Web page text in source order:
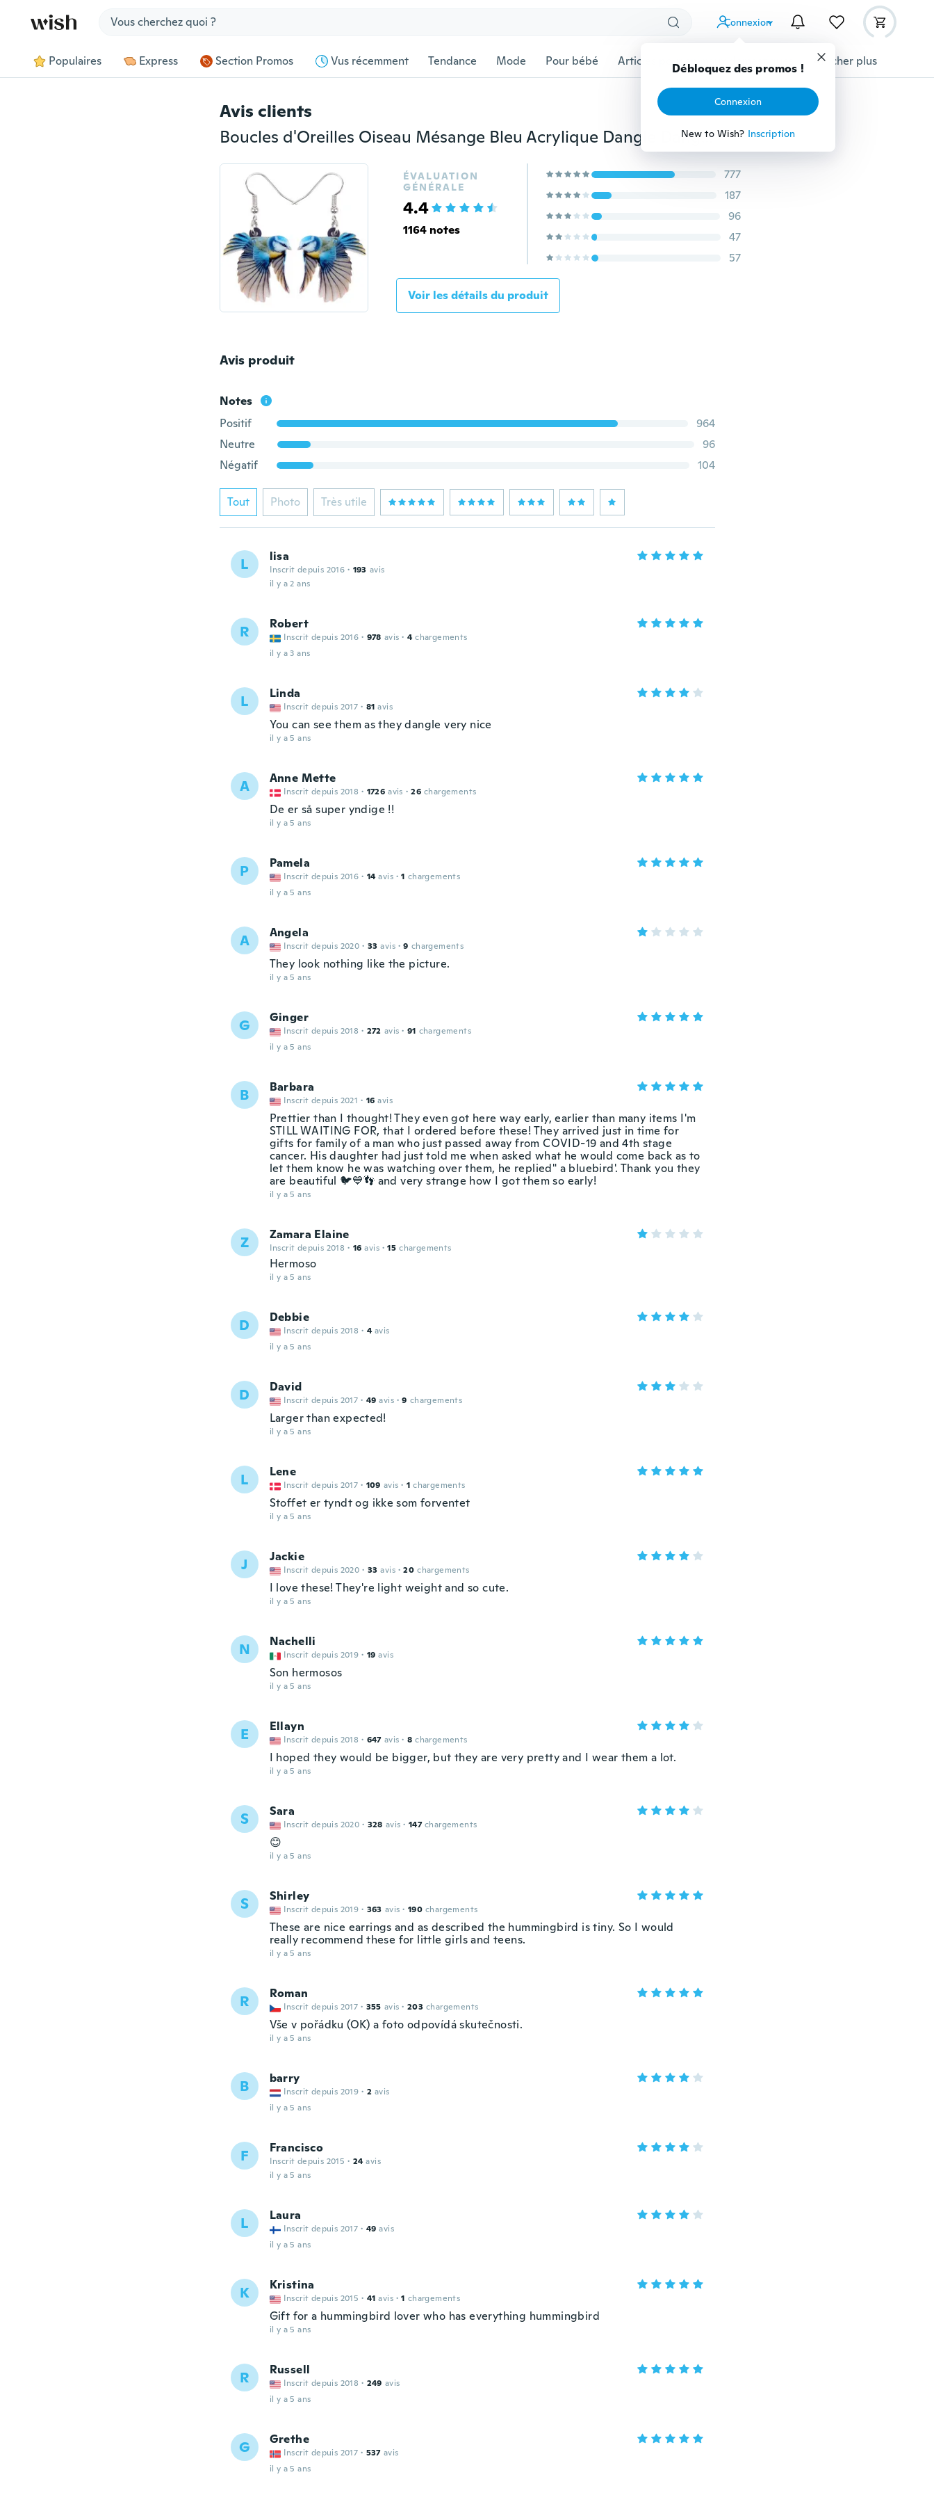
Connexion
Débloquez des promos !
Connexion
New to Wish? Inscription
Populaires Express Section Promos Vus récemment Tendance Mode Pour bébé Articles pour animaux domestiques Afficher plus
Avis clients
Boucles d'Oreilles Oiseau Mésange Bleu Acrylique Dangle Dangle Drop Bijoux Filles Filles Adolescentes Adolescentes Animaux Charms Cadeau
ÉVALUATION
GÉNÉRALE
4.4
1164 notes
777
187
96
47
57
Voir les détails du produit
Avis produit
Notes
Positif
964
Neutre
96
Négatif
104
Tout Photo Très utile
L lisa
Inscrit depuis 2016 · 193 avis
il y a 2 ans
R Robert
Inscrit depuis 2016 · 978 avis · 4 chargements
il y a 3 ans
L Linda
Inscrit depuis 2017 · 81 avis
You can see them as they dangle very nice
il y a 5 ans
A Anne Mette
Inscrit depuis 2018 · 1726 avis · 26 chargements
De er så super yndige !!
il y a 5 ans
P Pamela
Inscrit depuis 2016 · 14 avis · 1 chargements
il y a 5 ans
A Angela
Inscrit depuis 2020 · 33 avis · 9 chargements
They look nothing like the picture.
il y a 5 ans
G Ginger
Inscrit depuis 2018 · 272 avis · 91 chargements
il y a 5 ans
B Barbara
Inscrit depuis 2021 · 16 avis
Prettier than I thought! They even got here way early, earlier than many items I'm
STILL WAITING FOR, that I ordered before these! They arrived just in time for
gifts for family of a man who just passed away from COVID-19 and 4th stage
cancer. His daughter had just told me when asked what he would come back as to
let them know he was watching over them, he replied" a bluebird'. Thank you they
are beautiful 🐦💙👣 and very strange how I got them so early!
il y a 5 ans
Z Zamara Elaine
Inscrit depuis 2018 · 16 avis · 15 chargements
Hermoso
il y a 5 ans
D Debbie
Inscrit depuis 2018 · 4 avis
il y a 5 ans
D David
Inscrit depuis 2017 · 49 avis · 9 chargements
Larger than expected!
il y a 5 ans
L Lene
Inscrit depuis 2017 · 109 avis · 1 chargements
Stoffet er tyndt og ikke som forventet
il y a 5 ans
J Jackie
Inscrit depuis 2020 · 33 avis · 20 chargements
I love these! They're light weight and so cute.
il y a 5 ans
N Nachelli
Inscrit depuis 2019 · 19 avis
Son hermosos
il y a 5 ans
E Ellayn
Inscrit depuis 2018 · 647 avis · 8 chargements
I hoped they would be bigger, but they are very pretty and I wear them a lot.
il y a 5 ans
S Sara
Inscrit depuis 2020 · 328 avis · 147 chargements
😊
il y a 5 ans
S Shirley
Inscrit depuis 2019 · 363 avis · 190 chargements
These are nice earrings and as described the hummingbird is tiny. So I would
really recommend these for little girls and teens.
il y a 5 ans
R Roman
Inscrit depuis 2017 · 355 avis · 203 chargements
Vše v pořádku (OK) a foto odpovídá skutečnosti.
il y a 5 ans
B barry
Inscrit depuis 2019 · 2 avis
il y a 5 ans
F Francisco
Inscrit depuis 2015 · 24 avis
il y a 5 ans
L Laura
Inscrit depuis 2017 · 49 avis
il y a 5 ans
K Kristina
Inscrit depuis 2015 · 41 avis · 1 chargements
Gift for a hummingbird lover who has everything hummingbird
il y a 5 ans
R Russell
Inscrit depuis 2018 · 249 avis
il y a 5 ans
G Grethe
Inscrit depuis 2017 · 537 avis
il y a 5 ans